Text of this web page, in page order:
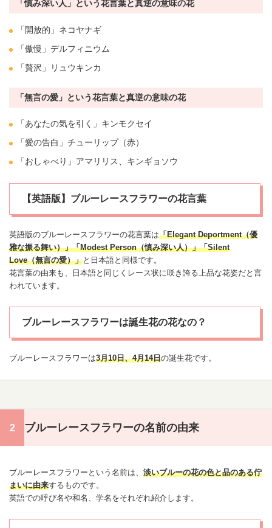
「慎み深い人」という花言葉と真逆の意味の花
「開放的」 ネコヤナギ
「傲慢」 デルフィニウム
「贅沢」リュウキンカ
「無言の愛」という花言葉と真逆の意味の花
「あなたの気を引く」 キンモクセイ
「愛の告白」 チューリップ（赤）
「おしゃべり」 アマリリス キンギョソウ
【英語版】ブルーレースフラワーの花言葉
英語版のブルー レースフラワーの花言葉は「Elegant Deportment（優
雅な振る舞い）」「Modest Person（慎み深い人）」「Silent
Love（無言の愛）」と日本語と同様です。
花言葉の由来も、日本語と同じくレース状に咲き誇る上品な花姿だと言
われています。
ブルーレースフラワーは誕生花の花なの？
ブルー レースフラワーは3月10日、4月14日の誕生花です。
ブルーレースフラワーの名前の由来
ブルー レースフラワー という名前は、 淡いブルーの花の色と品のある佇
まいに由来するものです。
英語での呼び名や和名、学名をそれぞれ紹介します。